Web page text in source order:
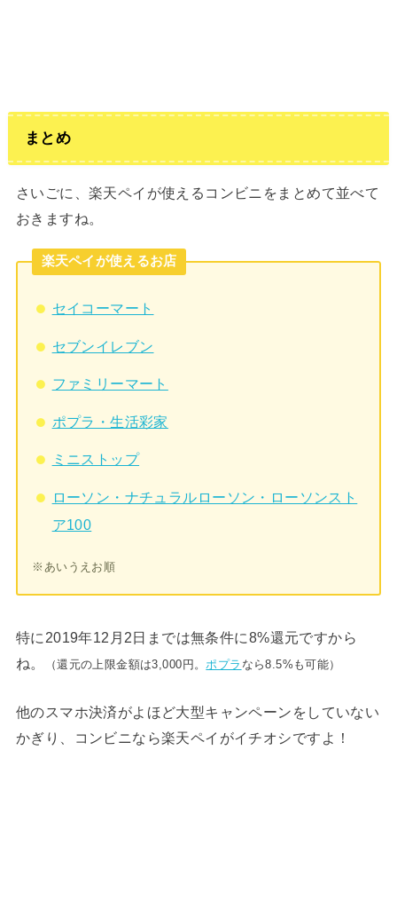
まとめ
さいごに、楽天ペイが使えるコンビニをまとめて並べて
おきますね。
楽天ペイが使えるお店
セイコーマート
セブンイレブン
ファミリーマート
ポプラ・生活彩家
ミニストップ
ローソン・ナチュラルローソン・ローソンスト
ア100
※あいうえお順
特に2019年12月2日までは無条件に8%還元ですから
ね。
（還元の上限金額は3,000円。 ポプラ なら8.5%も可能）
他のスマホ決済がよほど大型キャンペーンをしていない
かぎり、コンビニなら楽天ペイがイチオシですよ！